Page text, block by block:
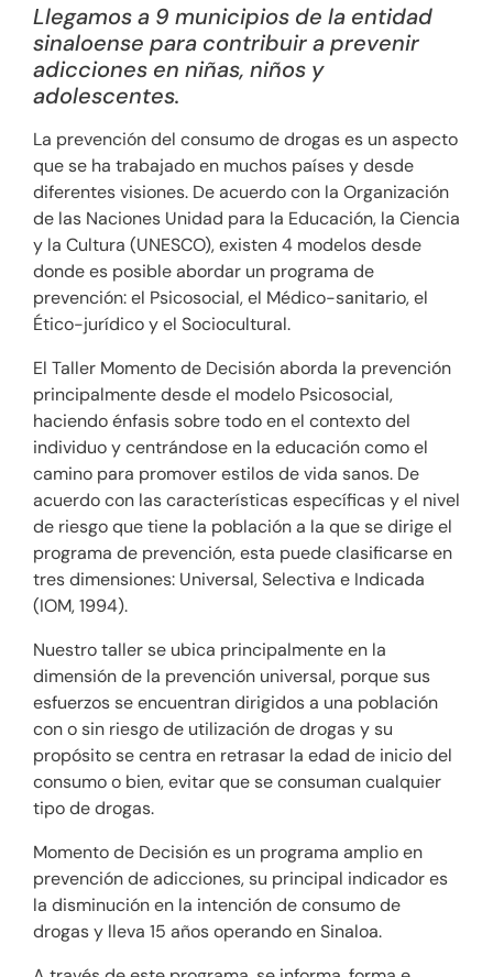
Llegamos a 9 municipios de la entidad
sinaloense para contribuir a prevenir
adicciones en niñas, niños y
adolescentes.
La prevención del consumo de drogas es un aspecto
que se ha trabajado en muchos países y desde
diferentes visiones. De acuerdo con la Organización
de las Naciones Unidad para la Educación, la Ciencia
y la Cultura (UNESCO), existen 4 modelos desde
donde es posible abordar un programa de
prevención: el Psicosocial, el Médico-sanitario, el
Ético-jurídico y el Sociocultural.
El Taller Momento de Decisión aborda la prevención
principalmente desde el modelo Psicosocial,
haciendo énfasis sobre todo en el contexto del
individuo y centrándose en la educación como el
camino para promover estilos de vida sanos. De
acuerdo con las características específicas y el nivel
de riesgo que tiene la población a la que se dirige el
programa de prevención, esta puede clasificarse en
tres dimensiones: Universal, Selectiva e Indicada
(IOM, 1994).
Nuestro taller se ubica principalmente en la
dimensión de la prevención universal, porque sus
esfuerzos se encuentran dirigidos a una población
con o sin riesgo de utilización de drogas y su
propósito se centra en retrasar la edad de inicio del
consumo o bien, evitar que se consuman cualquier
tipo de drogas.
Momento de Decisión es un programa amplio en
prevención de adicciones, su principal indicador es
la disminución en la intención de consumo de
drogas y lleva 15 años operando en Sinaloa.